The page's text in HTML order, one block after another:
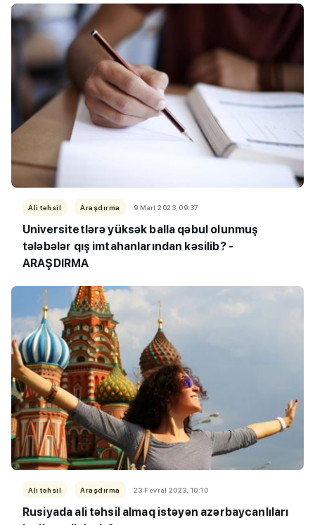
Ali təhsil Araşdırma 9 Mart 2023, 09:37
Universitetlərə yüksək balla qəbul olunmuş
tələbələr qış imtahanlarından kəsilib? -
ARAŞDIRMA
Ali təhsil Araşdırma 23 Fevral 2023, 10:10
Rusiyada ali təhsil almaq istəyən azərbaycanlıları